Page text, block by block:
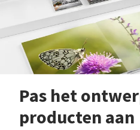
Pas het
producten aan